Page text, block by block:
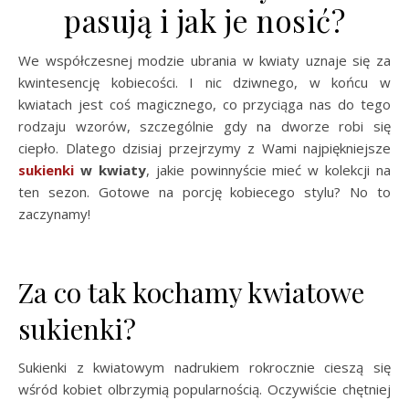
pasują i jak je nosić?
We współczesnej modzie ubrania w kwiaty uznaje się za
kwintesencję kobiecości. I nic dziwnego, w końcu w
kwiatach jest coś magicznego, co przyciąga nas do tego
rodzaju wzorów, szczególnie gdy na dworze robi się
ciepło. Dlatego dzisiaj przejrzymy z Wami najpiękniejsze
sukienki w kwiaty, jakie powinnyście mieć w kolekcji na
ten sezon. Gotowe na porcję kobiecego stylu? No to
zaczynamy!
Za co tak kochamy kwiatowe
sukienki?
Sukienki z kwiatowym nadrukiem rokrocznie cieszą się
wśród kobiet olbrzymią popularnością. Oczywiście chętniej